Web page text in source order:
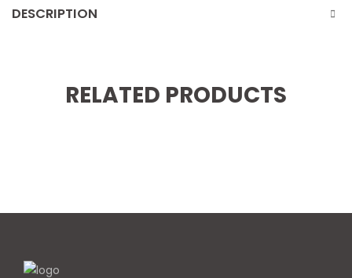
DESCRIPTION
RELATED PRODUCTS